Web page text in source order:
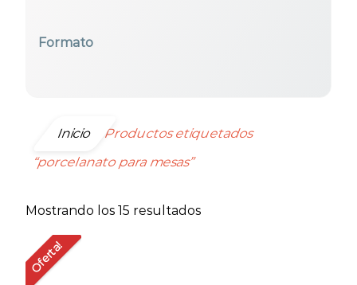
Formato
Inicio
Productos etiquetados
“porcelanato para mesas”
Mostrando los 15 resultadosOrdenado
Oferta!